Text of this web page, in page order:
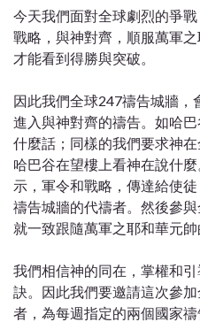
今天我們面對全球劇烈的爭
戰略，與神對齊，順服萬軍
才能看到得勝與突破。
因此我們全球247禱告城牆，
進入與神對齊的禱告。如哈
什麼話；同樣的我們要求神
哈巴谷在望樓上看神在說什
示，軍令和戰略，傳達給使
禱告城牆的代禱者。然後參
就一致跟隨萬軍之耶和華元帥
我們相信神的同在，掌權和
訣。因此我們要邀請這次參
者，為每週指定的兩個國家